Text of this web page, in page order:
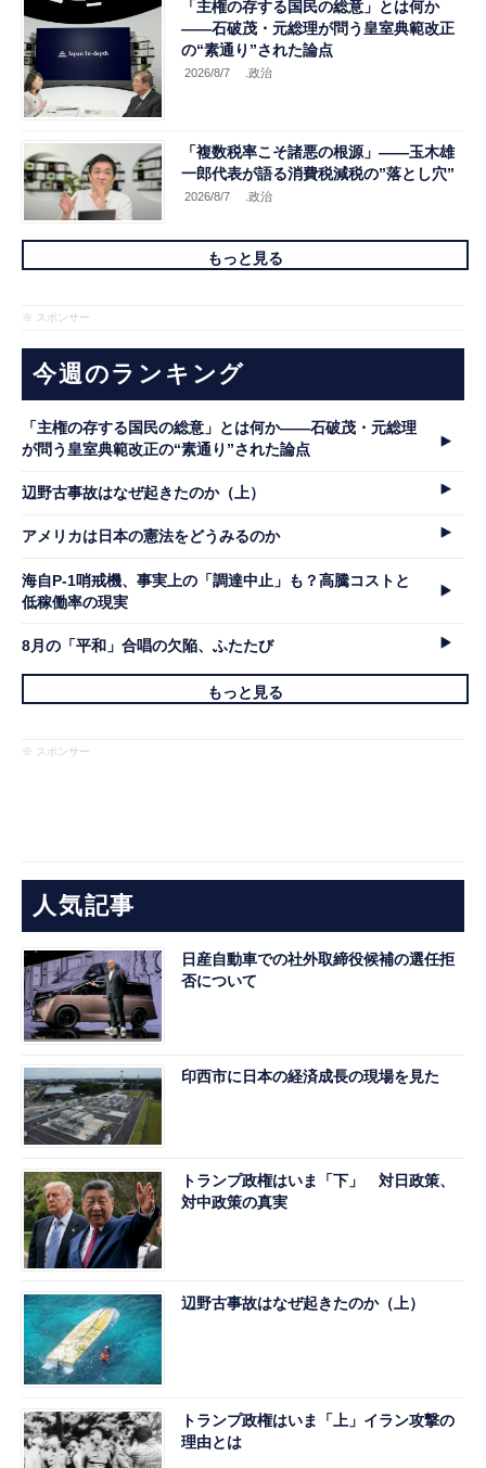
「主権の存する国民の総意」とは何か
――石破茂・元総理が問う皇室典範改正
の“素通り”された論点
2026/8/7 .政治
「複数税率こそ諸悪の根源」――玉木雄
一郎代表が語る消費税減税の”落とし穴”
2026/8/7 .政治
もっと見る
※ スポンサー
今週のランキング
「主権の存する国民の総意」とは何か――石破茂・元総理
が問う皇室典範改正の“素通り”された論点
辺野古事故はなぜ起きたのか（上）
アメリカは日本の憲法をどうみるのか
海自P-1哨戒機、事実上の「調達中止」も？高騰コストと
低稼働率の現実
8月の「平和」合唱の欠陥、ふたたび
もっと見る
※ スポンサー
人気記事
日産自動車での社外取締役候補の選任拒
否について
印西市に日本の経済成長の現場を見た
トランプ政権はいま「下」 対日政策、
対中政策の真実
辺野古事故はなぜ起きたのか（上）
トランプ政権はいま「上」イラン攻撃の
理由とは